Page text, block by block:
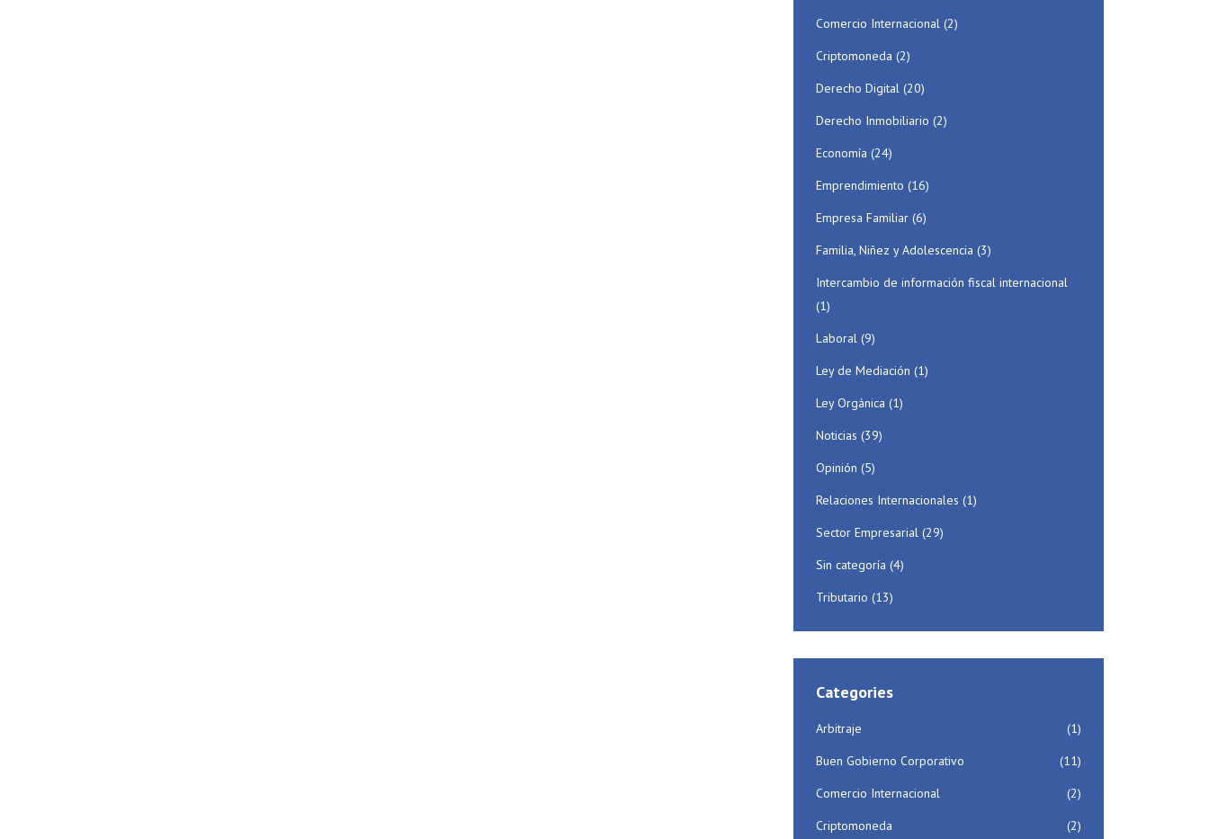
Comercio Internacional (2)
Criptomoneda (2)
Derecho Digital (20)
Derecho Inmobiliario (2)
Economía (24)
Emprendimiento (16)
Empresa Familiar (6)
Familia, Niñez y Adolescencia (3)
Intercambio de información fiscal internacional
(1)
Laboral (9)
Ley de Mediación (1)
Ley Orgánica (1)
Noticias (39)
Opinión (5)
Relaciones Internacionales (1)
Sector Empresarial (29)
Sin categoría (4)
Tributario (13)
Categories
Arbitraje
(1)
Buen Gobierno Corporativo
(11)
Comercio Internacional
(2)
Criptomoneda
(2)